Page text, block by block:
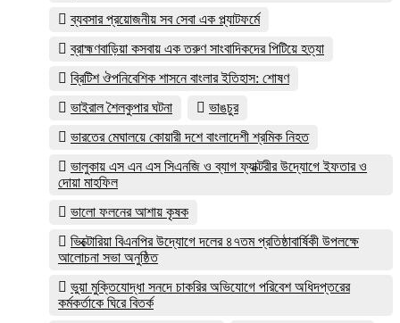
ব্যবসার প্রয়োজনীয় সব সেবা এক প্ল্যাটফর্মে
ব্রাহ্মণবাড়িয়া কসবায় এক তরুণ সাংবাদিকদের পিটিয়ে হত্যা
ব্রিটিশ ঔপনিবেশিক শাসনে বাংলার ইতিহাস: শোষণ
ভাইরাল শৈলকুপার ঘটনা
ভাঙচুর
ভারতের মেঘালয়ে কোয়ারী দশে বাংলাদেশী শ্রমিক নিহত
ভালুকায় এস এন এস সিএনজি ও ব্যাগ ফ্যাক্টরীর উদ্যোগে ইফতার ও
দোয়া মাহফিল
ভালো ফলনের আশায় কৃষক
ভিক্টোরিয়া বিএনপির উদ্যোগে দলের ৪৭তম প্রতিষ্ঠাবার্ষিকী উপলক্ষে
আলোচনা সভা অনুষ্ঠিত
ভুয়া মুক্তিযোদ্ধা সনদে চাকরির অভিযোগে পরিবেশ অধিদপ্তরের
কর্মকর্তাকে ঘিরে বিতর্ক